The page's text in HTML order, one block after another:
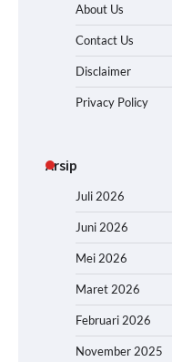
About Us
Contact Us
Disclaimer
Privacy Policy
Arsip
Juli 2026
Juni 2026
Mei 2026
Maret 2026
Februari 2026
November 2025